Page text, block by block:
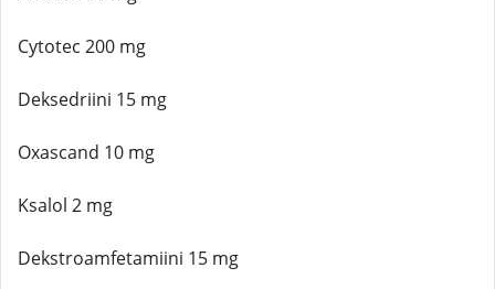
Cytotec 200 mg
Deksedriini 15 mg
Oxascand 10 mg
Ksalol 2 mg
Dekstroamfetamiini 15 mg